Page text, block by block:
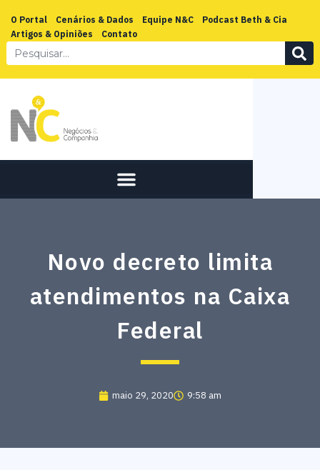
O Portal Cenários & Dados Equipe N&C
Podcast Beth & Cia
Artigos & Opiniões
Contato
Novo decreto limita
atendimentos na Caixa
Federal
maio 29, 2020 9:58 am